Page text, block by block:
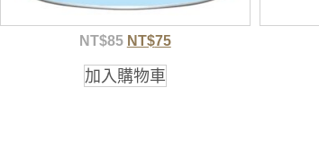
NT$85 NT$75
加入購物車